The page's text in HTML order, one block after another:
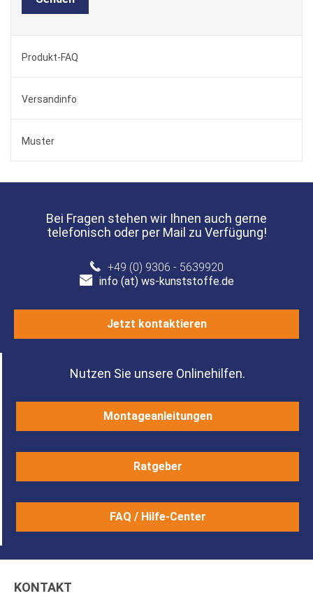
Produkt-FAQ
Versandinfo
Muster
Bei Fragen stehen wir Ihnen auch gerne
telefonisch oder per Mail zu Verfügung!
+49 (0) 9306 - 5639920
info (at) ws-kunststoffe.de
Jetzt kontaktieren
Nutzen Sie unsere Onlinehilfen.
Montageanleitungen
Ratgeber
FAQ / Hilfe-Center
KONTAKT